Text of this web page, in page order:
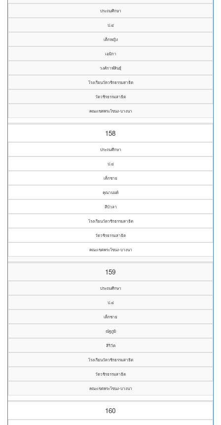
ประถมศึกษา
ป.๔
เด็กหญิง
เอมิกา
วงศ์กาฬสินธุ์
โรงเรียนวัดวชิรธรรมสาธิต
วัดวชิรธรรมสาธิต
คณะเขตพระโขนง-บางนา
158
ประถมศึกษา
ป.๔
เด็กชาย
คุณานนท์
สีบัวลา
โรงเรียนวัดวชิรธรรมสาธิต
วัดวชิรธรรมสาธิต
คณะเขตพระโขนง-บางนา
159
ประถมศึกษา
ป.๔
เด็กชาย
ณัฐภูมิ
สิริวัต
โรงเรียนวัดวชิรธรรมสาธิต
วัดวชิรธรรมสาธิต
คณะเขตพระโขนง-บางนา
160